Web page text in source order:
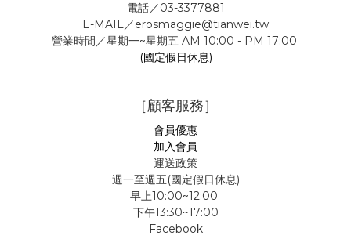
電話／03-3377881
E-MAIL／erosmaggie@tianwei.tw
營業時間／星期一~星期五 AM 10:00 - PM 17:00
(國定假日休息)
［顧客服務］
會員優惠
加入會員
運送政策
週一至週五(國定假日休息)
早上10:00~12:00
下午13:30~17:00
Facebook